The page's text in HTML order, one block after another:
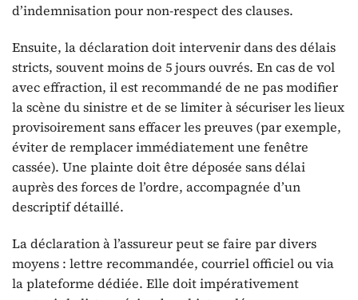
d’indemnisation pour non-respect des clauses.
Ensuite, la déclaration doit intervenir dans des délais
stricts, souvent moins de 5 jours ouvrés. En cas de vol
avec effraction, il est recommandé de ne pas modifier
la scène du sinistre et de se limiter à sécuriser les lieux
provisoirement sans effacer les preuves (par exemple,
éviter de remplacer immédiatement une fenêtre
cassée). Une plainte doit être déposée sans délai
auprès des forces de l’ordre, accompagnée d’un
descriptif détaillé.
La déclaration à l’assureur peut se faire par divers
moyens : lettre recommandée, courriel officiel ou via
la plateforme dédiée. Elle doit impérativement